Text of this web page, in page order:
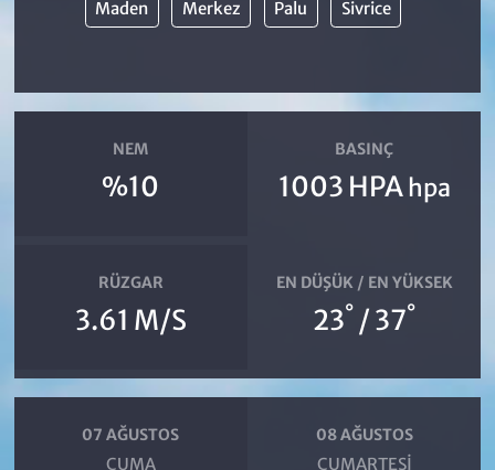
Maden Merkez Palu Sivrice
NEM
%10
BASINÇ
1003 HPA hpa
RÜZGAR
3.61 M/S
EN DÜŞÜK / EN YÜKSEK
23° / 37°
07 AĞUSTOS
CUMA
08 AĞUSTOS
CUMARTESI